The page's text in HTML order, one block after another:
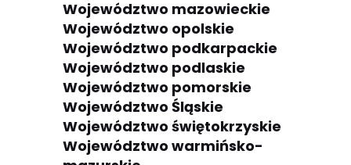
Województwo mazowieckie
Województwo opolskie
Województwo podkarpackie
Województwo podlaskie
Województwo pomorskie
Województwo Śląskie
Województwo świętokrzyskie
Województwo warmińsko-